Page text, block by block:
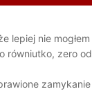
lepiej nie
zero